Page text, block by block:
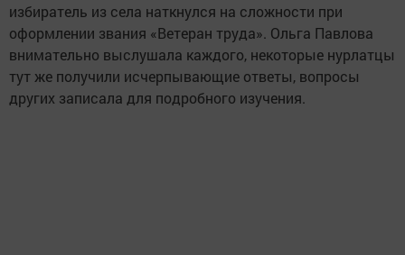
избиратель из села наткнулся на сложности при
оформлении звания «Ветеран труда». Ольга Павлова
внимательно выслушала каждого, некоторые нурлатцы
тут же получили исчерпывающие ответы, вопросы
других записала для подробного изучения.